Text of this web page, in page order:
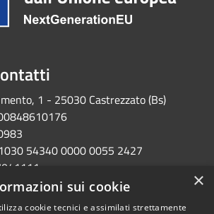
1 - 25030 Castrezzato (Bs)
54340 0000 0055 2427
×
sui cookie
cookie tecnici e assimilati strettamente